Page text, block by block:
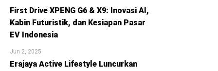
First Drive XPENG G6 & X9: Inovasi AI,
Kabin Futuristik, dan Kesiapan Pasar
EV Indonesia
Jun 2, 2025
Erajaya Active Lifestyle Luncurkan